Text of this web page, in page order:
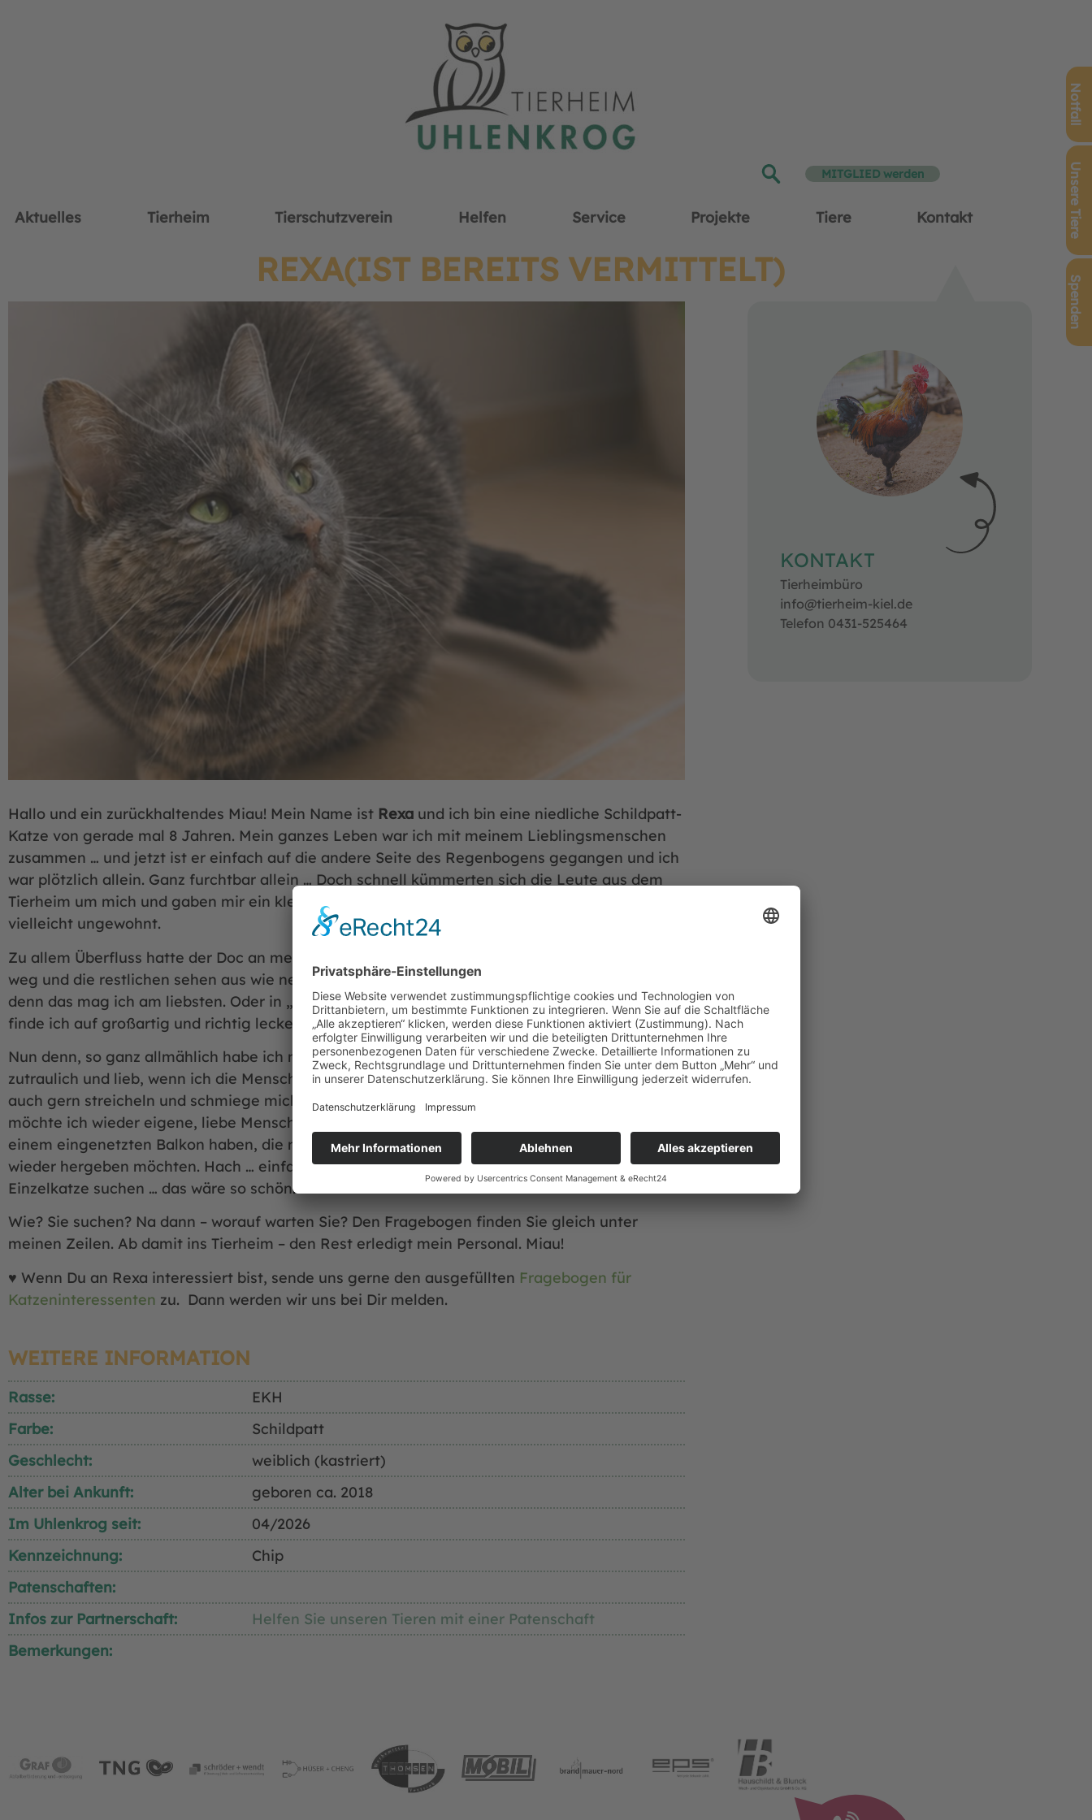
Notfall
Unsere Tiere
Spenden
MITGLIED werden
Aktuelles Tierheim Tierschutzverein Helfen Service Projekte Tiere Kontakt
REXA(IST BEREITS VERMITTELT)
Hallo und ein zurückhaltendes Miau! Mein Name ist Rexa und ich bin eine niedliche Schildpatt-
Katze von gerade mal 8 Jahren. Mein ganzes Leben war ich mit meinem Lieblingsmenschen
zusammen … und jetzt ist er einfach auf die andere Seite des Regenbogens gegangen und ich
war plötzlich allein. Ganz furchtbar allein … Doch schnell kümmerten sich die Leute aus dem
Tierheim um mich und gaben mir ein kleines, neues Zuhause auf Zeit. Ich sag Ihnen – das ist
vielleicht ungewohnt.
Zu allem Überfluss hatte der Doc an meinen Zähnen was zu mäkeln … da sind nun einige von
weg und die restlichen sehen aus wie neu. Da kaut sich das Trockenfutter gleich viel besser,
denn das mag ich am liebsten. Oder in „Wasser gebadetes” Nassfutter, so als „Suppe” – das
finde ich auf großartig und richtig lecker! Zum Glück sind hier Sonderwünsche inklusive. Miau!
Nun denn, so ganz allmählich habe ich mich auch an die neue Situation gewöhnt und bin ganz
zutraulich und lieb, wenn ich die Menschen etwas kennengelernt habe. Dann lasse ich mich
auch gern streicheln und schmiege mich freundlich an. Doch wenn ich ehrlich bin, dann
möchte ich wieder eigene, liebe Menschen haben. Welche, die eine schöne Wohnung mit
einem eingenetzten Balkon haben, die mich nach Strich und Faden verwöhnen und mich nie
wieder hergeben möchten. Hach … einfach neue, ruhige Lieblingsmenschen, die eine
Einzelkatze suchen … das wäre so schön.
Wie? Sie suchen? Na dann – worauf warten Sie? Den Fragebogen finden Sie gleich unter
meinen Zeilen. Ab damit ins Tierheim – den Rest erledigt mein Personal. Miau!
♥ Wenn Du an Rexa interessiert bist, sende uns gerne den ausgefüllten Fragebogen für
Katzeninteressenten zu. Dann werden wir uns bei Dir melden.
WEITERE INFORMATION
Rasse:
EKH
Farbe:
Schildpatt
Geschlecht:
weiblich (kastriert)
Alter bei Ankunft:
geboren ca. 2018
Im Uhlenkrog seit:
04/2026
Kennzeichnung:
Chip
Patenschaften:
Infos zur Partnerschaft:
Helfen Sie unseren Tieren mit einer Patenschaft
Bemerkungen:
KONTAKT
Tierheimbüro
info@tierheim-kiel.de
Telefon 0431-525464